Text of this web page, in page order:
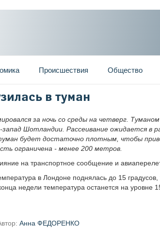
Происшествия Общество
в туман
за ночь со среды на четверг.
запад Шотландии. Рассеивание ожидается в
будет достаточно плотным, чтобы
ограничена - менее 200 метров.
на транспортное сообщение и
в Лондоне поднялась до 15
недели температура останется на уровне
Анна ФЕДОРЕНКО